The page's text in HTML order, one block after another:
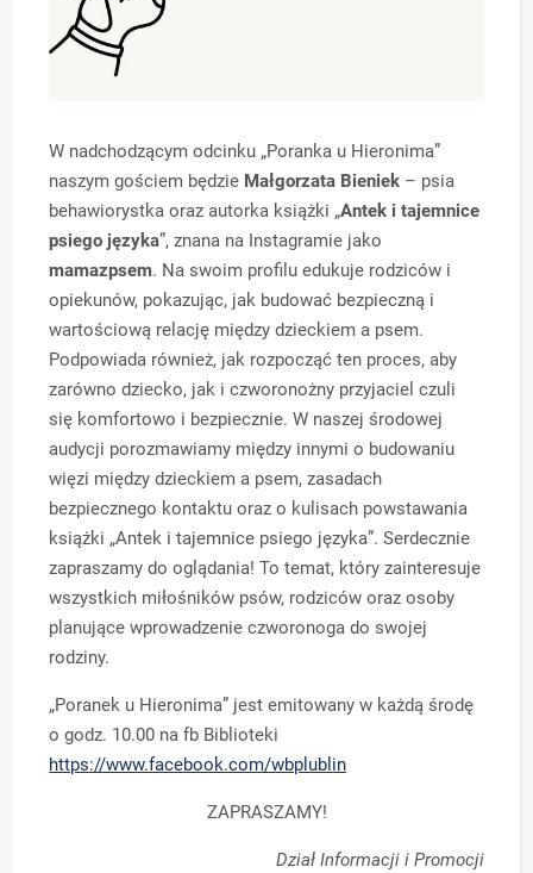
W nadchodzącym odcinku „Poranka u Hieronima”
naszym gościem będzie Małgorzata Bieniek – psia
behawiorystka oraz autorka książki „Antek i tajemnice
psiego języka”, znana na Instagramie jako
mamazpsem. Na swoim profilu edukuje rodziców i
opiekunów, pokazując, jak budować bezpieczną i
wartościową relację między dzieckiem a psem.
Podpowiada również, jak rozpocząć ten proces, aby
zarówno dziecko, jak i czworonożny przyjaciel czuli
się komfortowo i bezpiecznie. W naszej środowej
audycji porozmawiamy między innymi o budowaniu
więzi między dzieckiem a psem, zasadach
bezpiecznego kontaktu oraz o kulisach powstawania
książki „Antek i tajemnice psiego języka”. Serdecznie
zapraszamy do oglądania! To temat, który zainteresuje
wszystkich miłośników psów, rodziców oraz osoby
planujące wprowadzenie czworonoga do swojej
rodziny.
„Poranek u Hieronima” jest emitowany w każdą środę
o godz. 10.00 na fb Biblioteki
https://www.facebook.com/wbplublin
ZAPRASZAMY!
Dział Informacji i Promocji